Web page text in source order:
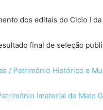
dos editais do Ciclo I
final de seleção
/ Patrimônio Histórico e
Imaterial de Mato